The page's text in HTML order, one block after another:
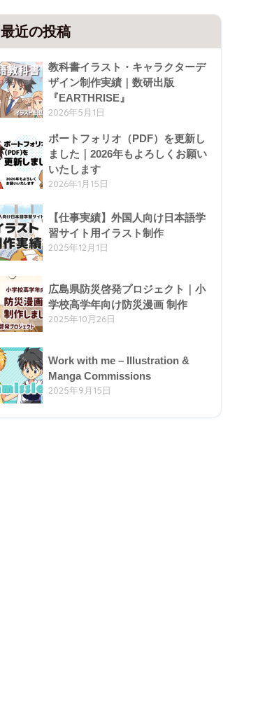
最近の投稿
教科書イラスト・キャラクターデ
ザイン制作実績｜数研出版
『EARTHRISE』
2026年5月1日
ポートフォリオ（PDF）を更新し
ました｜2026年もよろしくお願い
いたします
2026年1月15日
【仕事実績】外国人向け日本語学
習サイト用イラスト制作
2025年12月1日
広島県防災啓発プロジェクト｜小
学校高学年向け防災漫画 制作
2025年10月26日
Work with me – Illustration &
Manga Commissions
2025年9月15日